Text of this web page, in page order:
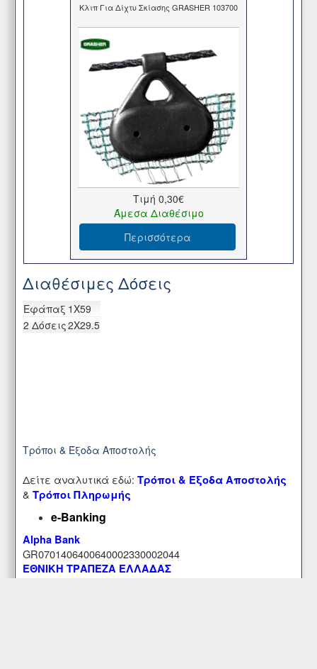
Κλιπ Για Δίχτυ Σκίασης GRASHER 103700
Τιμή 0,30€
Άμεσα Διαθέσιμο
Περισσότερα
Διαθέσιμες Δόσεις
Eφάπαξ 1X59
2 Δόσεις2X29.5
Τρόποι & Έξοδα Αποστολής
Δείτε αναλυτικά εδώ: Τρόποι & Έξοδα Αποστολής
& Τρόποι Πληρωμής
e-Banking
Alpha Bank
GR0701406400640002330002044
ΕΘΝΙΚΗ ΤΡΑΠΕΖΑ ΕΛΛΑΔΑΣ